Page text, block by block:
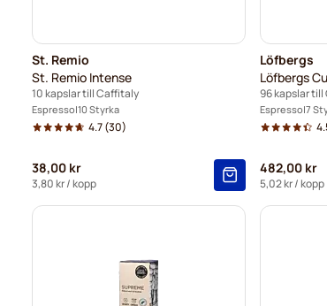
St. Remio
St. Remio Intense
10 kapslar till Caffitaly
Espresso 10 Styrka
4.7(30)
38,00 kr
3,80 kr/ kopp
Löfbergs
Löfbergs
96 kapslar
Espresso 7
482,00 kr
5,02 kr/ kopp